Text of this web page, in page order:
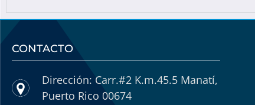
CONTACTO
Dirección: Carr.#2 K.m.45.5 Manatí,
Puerto Rico 00674